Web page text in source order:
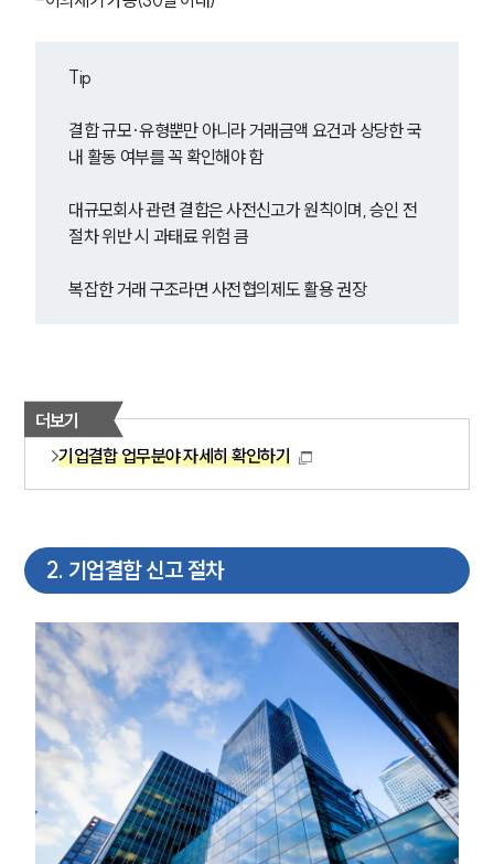
Tip
결합 규모·유형뿐만 아니라 거래금액 요건과 상당한 국
내 활동 여부를 꼭 확인해야 함
대규모회사 관련 결합은 사전신고가 원칙이며, 승인 전
절차 위반 시 과태료 위험 큼
복잡한 거래 구조라면 사전협의제도 활용 권장
더보기
기업결합 업무분야 자세히 확인하기
2. 기업결합 신고 절차